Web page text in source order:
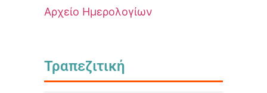
Αρχείο Ημερολογίων
Τραπεζιτική